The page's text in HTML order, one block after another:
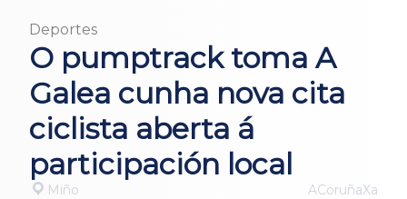
Deportes
O pumptrack toma A
Galea cunha nova cita
ciclista aberta á
participación local
Miño ACoruñaXa